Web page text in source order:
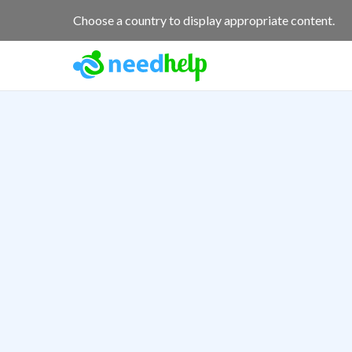
Choose a country to display appropriate content.